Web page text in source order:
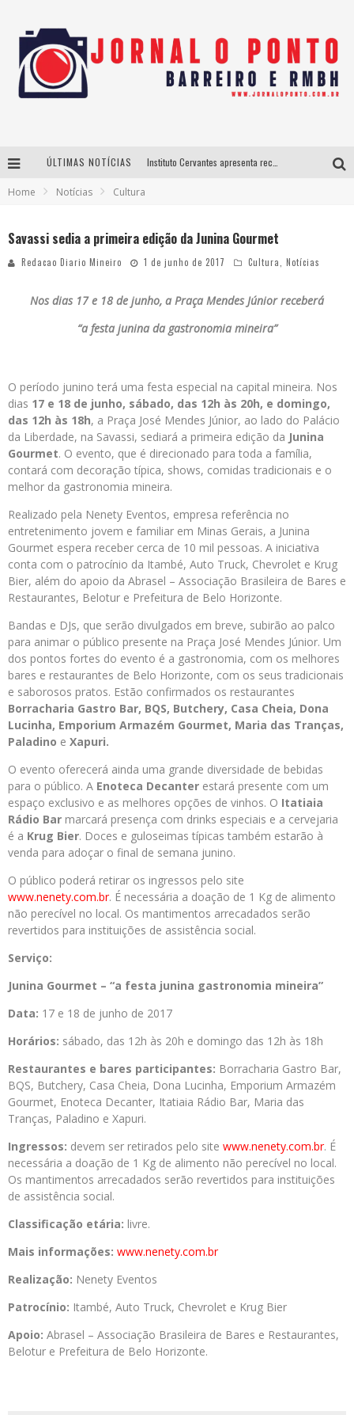
ÚLTIMAS NOTÍCIAS
Home Notícias Cultura
Savassi sedia a primeira edição da Junina Gourmet
Redacao Diario Mineiro 1 de junho de 2017 Cultura Notícias
Nos dias 17 e 18 de junho, a Praça Mendes Júnior receberá
“a festa junina da gastronomia mineira”
O período junino terá uma festa especial na capital mineira. Nos
dias 17 e 18 de junho, sábado, das 12h às 20h, e domingo,
das 12h às 18h, a Praça José Mendes Júnior, ao lado do Palácio
da Liberdade, na Savassi, sediará a primeira edição da Junina
Gourmet. O evento, que é direcionado para toda a família,
contará com decoração típica, shows, comidas tradicionais e o
melhor da gastronomia mineira.
Realizado pela Nenety Eventos, empresa referência no
entretenimento jovem e familiar em Minas Gerais, a Junina
Gourmet espera receber cerca de 10 mil pessoas. A iniciativa
conta com o patrocínio da Itambé, Auto Truck, Chevrolet e Krug
Bier, além do apoio da Abrasel – Associação Brasileira de Bares e
Restaurantes, Belotur e Prefeitura de Belo Horizonte.
Bandas e DJs, que serão divulgados em breve, subirão ao palco
para animar o público presente na Praça José Mendes Júnior. Um
dos pontos fortes do evento é a gastronomia, com os melhores
bares e restaurantes de Belo Horizonte, com os seus tradicionais
e saborosos pratos. Estão confirmados os restaurantes
Borracharia Gastro Bar, BQS, Butchery, Casa Cheia, Dona
Lucinha, Emporium Armazém Gourmet, Maria das Tranças,
Paladino e Xapuri.
O evento oferecerá ainda uma grande diversidade de bebidas
para o público. A Enoteca Decanter estará presente com um
espaço exclusivo e as melhores opções de vinhos. O Itatiaia
Rádio Bar marcará presença com drinks especiais e a cervejaria
é a Krug Bier. Doces e guloseimas típicas também estarão à
venda para adoçar o final de semana junino.
O público poderá retirar os ingressos pelo site
www.nenety.com.br. É necessária a doação de 1 Kg de alimento
não perecível no local. Os mantimentos arrecadados serão
revertidos para instituições de assistência social.
Serviço:
Junina Gourmet – “a festa junina gastronomia mineira”
Data: 17 e 18 de junho de 2017
Horários: sábado, das 12h às 20h e domingo das 12h às 18h
Restaurantes e bares participantes: Borracharia Gastro Bar,
BQS, Butchery, Casa Cheia, Dona Lucinha, Emporium Armazém
Gourmet, Enoteca Decanter, Itatiaia Rádio Bar, Maria das
Tranças, Paladino e Xapuri.
Ingressos: devem ser retirados pelo site www.nenety.com.br. É
necessária a doação de 1 Kg de alimento não perecível no local.
Os mantimentos arrecadados serão revertidos para instituições
de assistência social.
Classificação etária: livre.
Mais informações: www.nenety.com.br
Realização: Nenety Eventos
Patrocínio: Itambé, Auto Truck, Chevrolet e Krug Bier
Apoio: Abrasel – Associação Brasileira de Bares e Restaurantes,
Belotur e Prefeitura de Belo Horizonte.